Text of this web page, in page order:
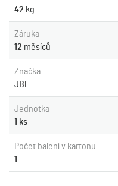
42 kg
Záruka
12 měsíců
Značka
JBI
Jednotka
1 ks
Počet balení v kartonu
1